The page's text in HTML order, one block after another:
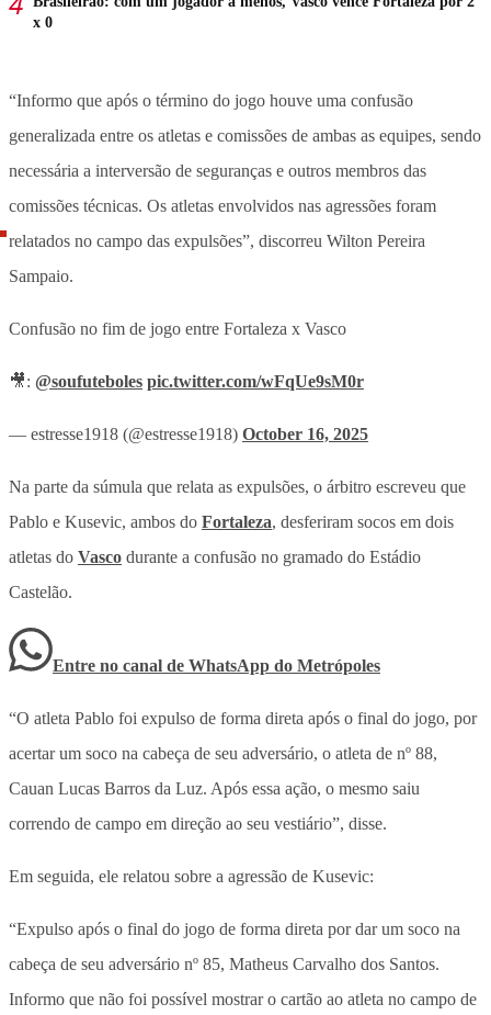
x 0
“Informo que após o término do jogo houve uma confusão
generalizada entre os atletas e comissões de ambas as equipes, sendo
necessária a interversão de seguranças e outros membros das
comissões técnicas. Os atletas envolvidos nas agressões foram
relatados no campo das expulsões”, discorreu Wilton Pereira
Sampaio.
Confusão no fim de jogo entre Fortaleza x Vasco
🎥: @soufuteboles pic.twitter.com/wFqUe9sM0r
— estresse1918 (@estresse1918) October 16, 2025
Na parte da súmula que relata as expulsões, o árbitro escreveu que
Pablo e Kusevic, ambos do Fortaleza, desferiram socos em dois
atletas do Vasco durante a confusão no gramado do Estádio
Castelão.
Entre no canal de WhatsApp do Metrópoles
“O atleta Pablo foi expulso de forma direta após o final do jogo, por
acertar um soco na cabeça de seu adversário, o atleta de nº 88,
Cauan Lucas Barros da Luz. Após essa ação, o mesmo saiu
correndo de campo em direção ao seu vestiário”, disse.
Em seguida, ele relatou sobre a agressão de Kusevic:
“Expulso após o final do jogo de forma direta por dar um soco na
cabeça de seu adversário nº 85, Matheus Carvalho dos Santos.
Informo que não foi possível mostrar o cartão ao atleta no campo de